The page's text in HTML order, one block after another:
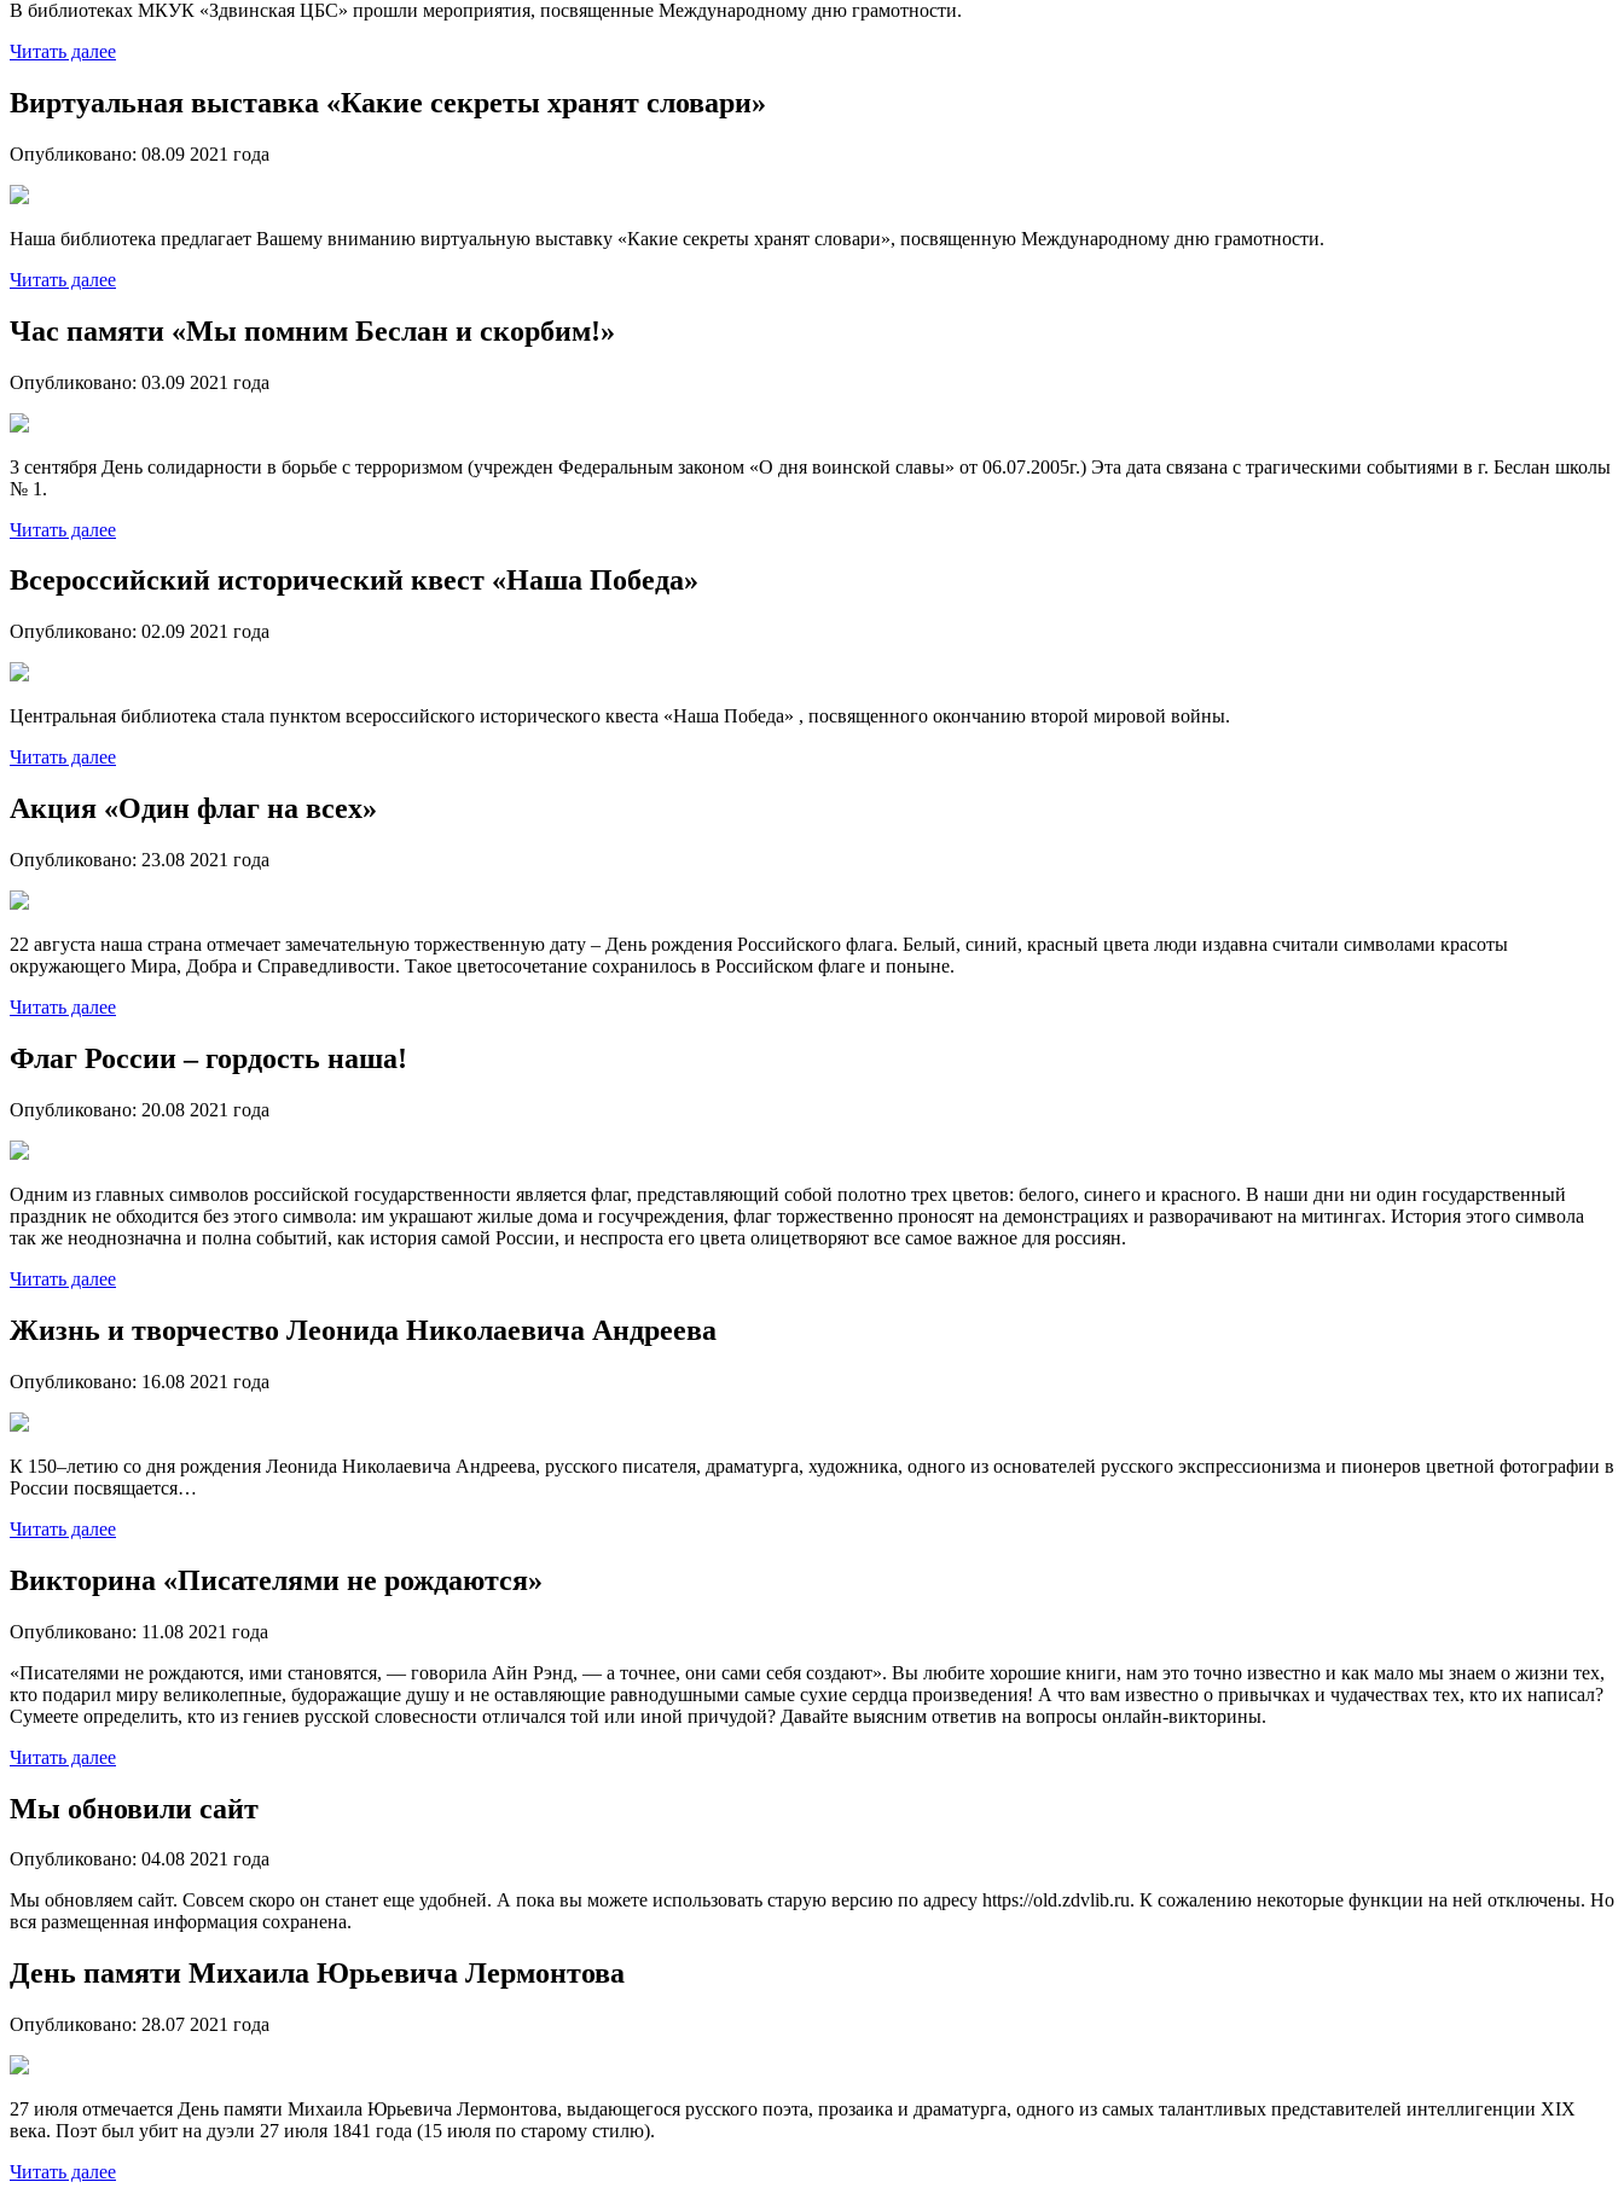
В библиотеках МКУК «Здвинская ЦБС» прошли мероприятия, посвященные Международному дню грамотности.
Читать далее
Виртуальная выставка «Какие секреты хранят словари»
Опубликовано: 08.09 2021 года
Наша библиотека предлагает Вашему вниманию виртуальную выставку «Какие секреты хранят словари», посвященную Международному дню грамотности.
Читать далее
Час памяти «Мы помним Беслан и скорбим!»
Опубликовано: 03.09 2021 года
3 сентября День солидарности в борьбе с терроризмом (учрежден Федеральным законом «О дня воинской славы» от 06.07.2005г.) Эта дата связана с трагическими событиями в г. Беслан школы
№ 1.
Читать далее
Всероссийский исторический квест «Наша Победа»
Опубликовано: 02.09 2021 года
Центральная библиотека стала пунктом всероссийского исторического квеста «Наша Победа» , посвященного окончанию второй мировой войны.
Читать далее
Акция «Один флаг на всех»
Опубликовано: 23.08 2021 года
22 августа наша страна отмечает замечательную торжественную дату – День рождения Российского флага. Белый, синий, красный цвета люди издавна считали символами красоты
окружающего Мира, Добра и Справедливости. Такое цветосочетание сохранилось в Российском флаге и поныне.
Читать далее
Флаг России – гордость наша!
Опубликовано: 20.08 2021 года
Одним из главных символов российской государственности является флаг, представляющий собой полотно трех цветов: белого, синего и красного. В наши дни ни один государственный
праздник не обходится без этого символа: им украшают жилые дома и госучреждения, флаг торжественно проносят на демонстрациях и разворачивают на митингах. История этого символа
так же неоднозначна и полна событий, как история самой России, и неспроста его цвета олицетворяют все самое важное для россиян.
Читать далее
Жизнь и творчество Леонида Николаевича Андреева
Опубликовано: 16.08 2021 года
К 150–летию со дня рождения Леонида Николаевича Андреева, русского писателя, драматурга, художника, одного из основателей русского экспрессионизма и пионеров цветной фотографии в
России посвящается…
Читать далее
Викторина «Писателями не рождаются»
Опубликовано: 11.08 2021 года
«Писателями не рождаются, ими становятся, — говорила Айн Рэнд, — а точнее, они сами себя создают». Вы любите хорошие книги, нам это точно известно и как мало мы знаем о жизни тех,
кто подарил миру великолепные, будоражащие душу и не оставляющие равнодушными самые сухие сердца произведения! А что вам известно о привычках и чудачествах тех, кто их написал?
Сумеете определить, кто из гениев русской словесности отличался той или иной причудой? Давайте выясним ответив на вопросы онлайн-викторины.
Читать далее
Мы обновили сайт
Опубликовано: 04.08 2021 года
Мы обновляем сайт. Совсем скоро он станет еще удобней. А пока вы можете использовать старую версию по адресу https://old.zdvlib.ru. К сожалению некоторые функции на ней отключены. Но
вся размещенная информация сохранена.
День памяти Михаила Юрьевича Лермонтова
Опубликовано: 28.07 2021 года
27 июля отмечается День памяти Михаила Юрьевича Лермонтова, выдающегося русского поэта, прозаика и драматурга, одного из самых талантливых представителей интеллигенции ХIХ
века. Поэт был убит на дуэли 27 июля 1841 года (15 июля по старому стилю).
Читать далее